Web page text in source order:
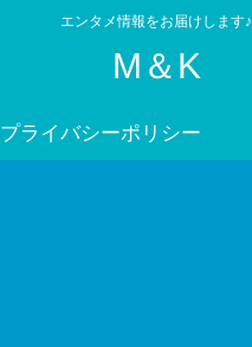
エンタメ情報をお届けします♪
M＆K
プライバシーポリシー